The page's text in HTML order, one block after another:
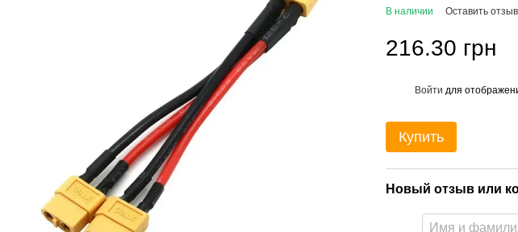
В наличии Оставить отзыв
216.30 грн
Войти для
Купить
Новый отзыв или